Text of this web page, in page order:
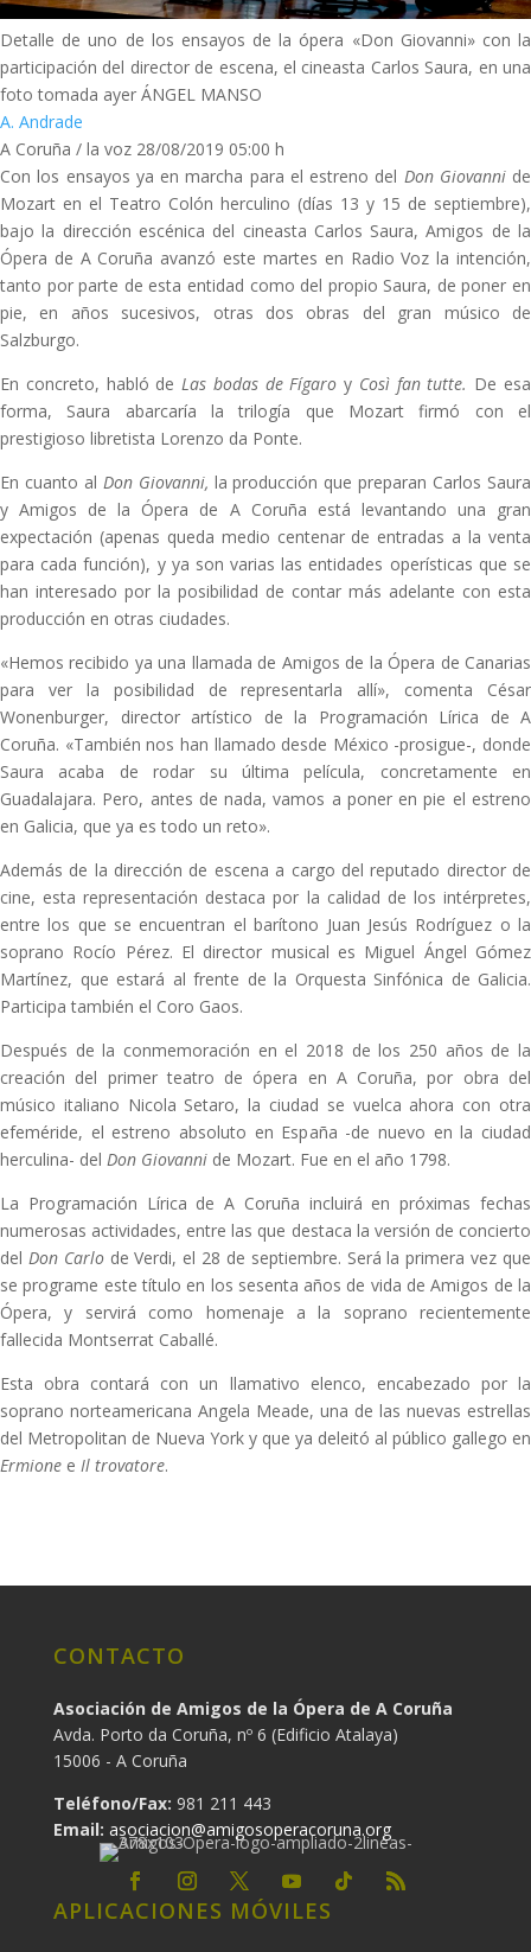
Detalle de uno de los ensayos de la ópera «Don Giovanni» con la
participación del director de escena, el cineasta Carlos Saura, en una
foto tomada ayer ÁNGEL MANSO
A. Andrade
A Coruña / la voz 28/08/2019 05:00 h
Con los ensayos ya en marcha para el estreno del Don Giovannide
Mozart en el Teatro Colón herculino (días 13 y 15 de septiembre),
bajo la dirección escénica del cineasta Carlos Saura, Amigos de la
Ópera de A Coruña avanzó este martes en Radio Voz la intención,
tanto por parte de esta entidad como del propio Saura, de poner en
pie, en años sucesivos, otras dos obras del gran músico de
Salzburgo.
En concreto, habló deLas bodas de Fígaro y Così fan tutte. De esa
forma, Saura abarcaría la trilogía que Mozart firmó con el
prestigioso libretista Lorenzo da Ponte.
En cuanto al Don Giovanni, la producción que preparan Carlos Saura
y Amigos de la Ópera de A Coruña está levantando una gran
expectación (apenas queda medio centenar de entradas a la venta
para cada función), y ya son varias las entidades operísticas que se
han interesado por la posibilidad de contar más adelante con esta
producción en otras ciudades.
«Hemos recibido ya una llamada de Amigos de la Ópera de Canarias
para ver la posibilidad de representarla allí», comenta César
Wonenburger, director artístico de la Programación Lírica de A
Coruña. «También nos han llamado desde México -prosigue-, donde
Saura acaba de rodar su última película, concretamente en
Guadalajara. Pero, antes de nada, vamos a poner en pie el estreno
en Galicia, que ya es todo un reto».
Además de la dirección de escena a cargo del reputado director de
cine, esta representación destaca por la calidad de los intérpretes,
entre los que se encuentran el barítono Juan Jesús Rodríguez o la
soprano Rocío Pérez. El director musical es Miguel Ángel Gómez
Martínez, que estará al frente de la Orquesta Sinfónica de Galicia.
Participa también el Coro Gaos.
Después de la conmemoración en el 2018 de los 250 años de la
creación del primer teatro de ópera en A Coruña, por obra del
músico italiano Nicola Setaro, la ciudad se vuelca ahora con otra
efeméride, el estreno absoluto en España -de nuevo en la ciudad
herculina- del Don Giovanni de Mozart. Fue en el año 1798.
La Programación Lírica de A Coruña incluirá en próximas fechas
numerosas actividades, entre las que destaca la versión de concierto
del Don Carlo de Verdi, el 28 de septiembre. Será la primera vez que
se programe este título en los sesenta años de vida de Amigos de la
Ópera, y servirá como homenaje a la soprano recientemente
fallecida Montserrat Caballé.
Esta obra contará con un llamativo elenco, encabezado por la
soprano norteamericana Angela Meade, una de las nuevas estrellas
del Metropolitan de Nueva York y que ya deleitó al público gallego en
Ermione e Il trovatore.
CONTACTO
Asociación de Amigos de la Ópera de A Coruña
Avda. Porto da Coruña, nº 6 (Edificio Atalaya)
15006 - A Coruña
Teléfono/Fax: 981 211 443
Email: asociacion@amigosoperacoruna.org
APLICACIONES MÓVILES